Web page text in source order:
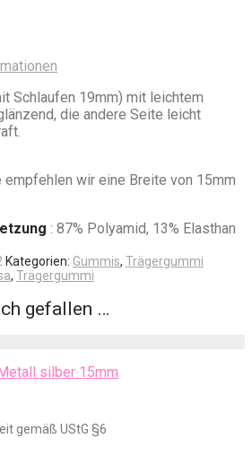
Schlaufen 19mm) mit leichtem
die andere Seite leicht
empfehlen wir eine Breite von 15mm
: 87% Polyamid, 13% Elasthan
Kategorien: Gummis, Trägergummi
, Trägergummi
gefallen …
silber 15mm
gemäß UStG §6